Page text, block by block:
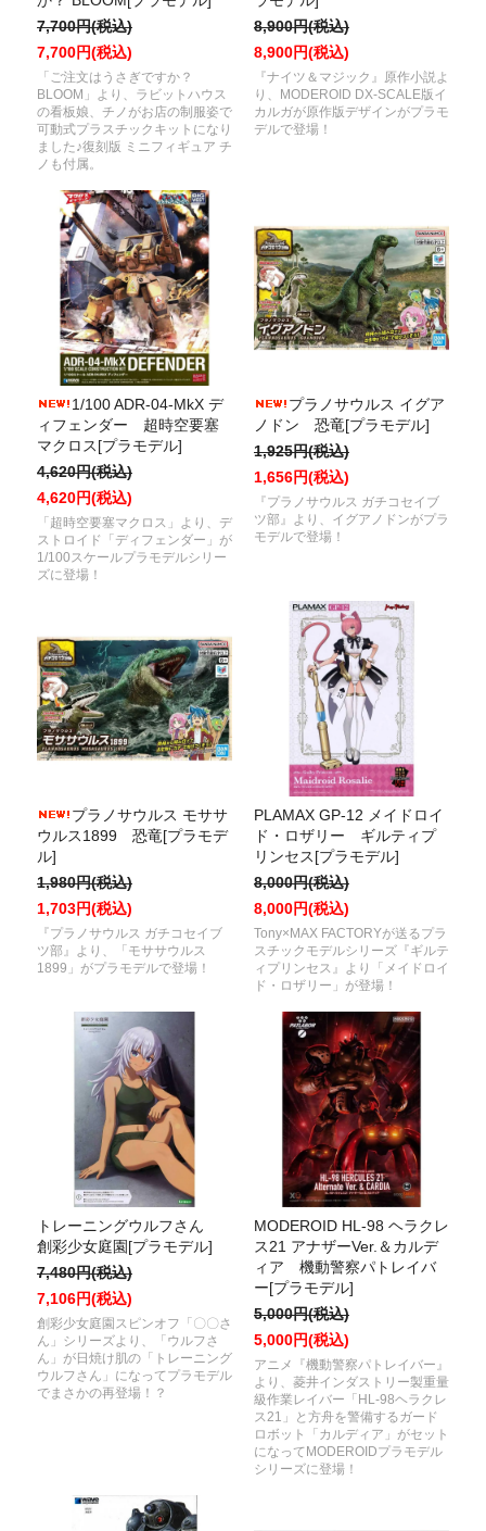
7,700円(税込)
7,700円(税込)
「ご注文はうさぎですか？
BLOOM」より、ラビットハウス
の看板娘、チノがお店の制服姿で
可動式プラスチックキットになり
ました♪復刻版 ミニフィギュア チ
ノも付属。
8,900円(税込)
8,900円(税込)
『ナイツ＆マジック』原作小説よ
り、MODEROID DX-SCALE版イ
カルガが原作版デザインがプラモ
デルで登場！
1/100 ADR-04-MkX デ
ィフェンダー 超時空要塞
マクロス[プラモデル]
4,620円(税込)
4,620円(税込)
「超時空要塞マクロス」より、デ
ストロイド「ディフェンダー」が
1/100スケールプラモデルシリー
ズに登場！
プラノサウルス イグア
ノドン 恐竜[プラモデル]
1,925円(税込)
1,656円(税込)
『プラノサウルス ガチコセイブ
ツ部』より、イグアノドンがプラ
モデルで登場！
プラノサウルス モササ
ウルス1899 恐竜[プラモデ
ル]
1,980円(税込)
1,703円(税込)
『プラノサウルス ガチコセイブ
ツ部』より、「モササウルス
1899」がプラモデルで登場！
PLAMAX GP-12 メイドロイ
ド・ロザリー ギルティプ
リンセス[プラモデル]
8,000円(税込)
8,000円(税込)
Tony×MAX FACTORYが送るプラ
スチックモデルシリーズ『ギルテ
ィプリンセス』より「メイドロイ
ド・ロザリー」が登場！
トレーニングウルフさん
創彩少女庭園[プラモデル]
7,480円(税込)
7,106円(税込)
創彩少女庭園スピンオフ「〇〇さ
ん」シリーズより、「ウルフさ
ん」が日焼け肌の「トレーニング
ウルフさん」になってプラモデル
でまさかの再登場！？
MODEROID HL-98 ヘラクレ
ス21 アナザーVer.＆カルデ
ィア 機動警察パトレイバ
ー[プラモデル]
5,000円(税込)
5,000円(税込)
アニメ『機動警察パトレイバー』
より、菱井インダストリー製重量
級作業レイバー「HL-98ヘラクレ
ス21」と方舟を警備するガード
ロボット「カルディア」がセット
になってMODEROIDプラモデル
シリーズに登場！